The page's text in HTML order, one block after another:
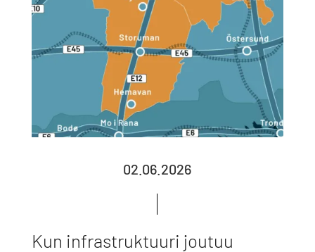
02.06.2026
Kun infrastruktuuri joutuu